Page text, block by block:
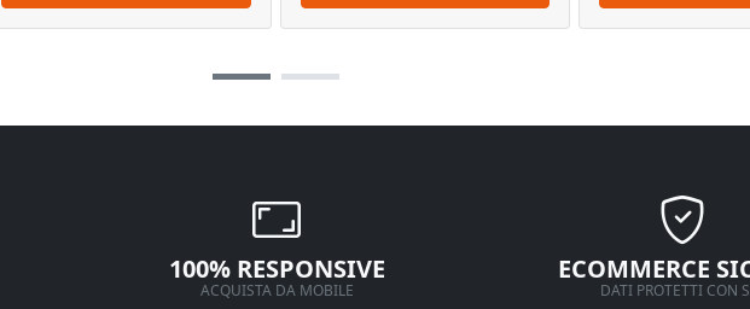
100% RESPONSIVE
ACQUISTA DA MOBILE
ECOMMERCE
DATI PROTETTI CON